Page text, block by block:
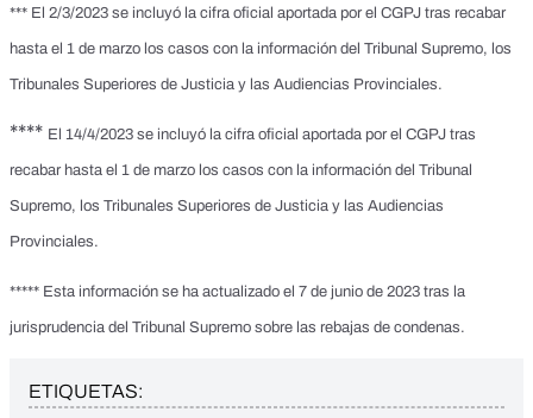
*** El 2/3/2023 se incluyó la cifra oficial aportada por el CGPJ tras recabar
hasta el 1 de marzo los casos con la información del Tribunal Supremo, los
Tribunales Superiores de Justicia y las Audiencias Provinciales.
**** El 14/4/2023 se incluyó la cifra oficial aportada por el CGPJ tras
recabar hasta el 1 de marzo los casos con la información del Tribunal
Supremo, los Tribunales Superiores de Justicia y las Audiencias
Provinciales.
***** Esta información se ha actualizado el 7 de junio de 2023 tras la
jurisprudencia del Tribunal Supremo sobre las rebajas de condenas.
ETIQUETAS: